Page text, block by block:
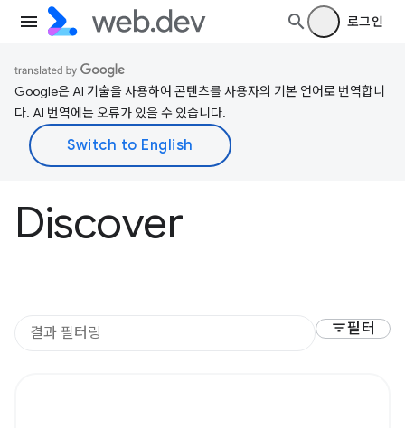
로그인
Google은 AI 기술을 사용하여 콘텐츠를 사용자의 기본 언어로 번역합니
다. AI 번역에는 오류가 있을 수 있습니다.
Discover
filter_list필터